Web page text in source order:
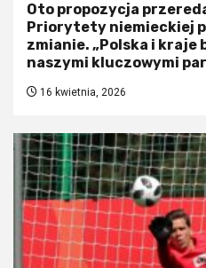
Oto propozycja
Priorytety niemieckiej
zmianie. „Polska i kraje
naszymi kluczowymi
16 kwietnia, 2026